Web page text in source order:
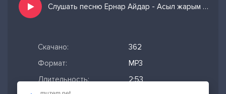
Слушать песню Ернар Айдар - Асыл жарым и добавить в избранных
Скачано:
362
Формат:
MP3
Длительность:
2:53